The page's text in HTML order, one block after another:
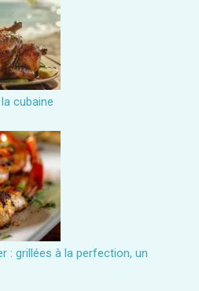
cubaine
: grillées à la perfection, un